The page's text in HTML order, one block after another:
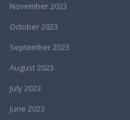
November 2023
October 2023
September 2023
August 2023
July 2023
June 2023